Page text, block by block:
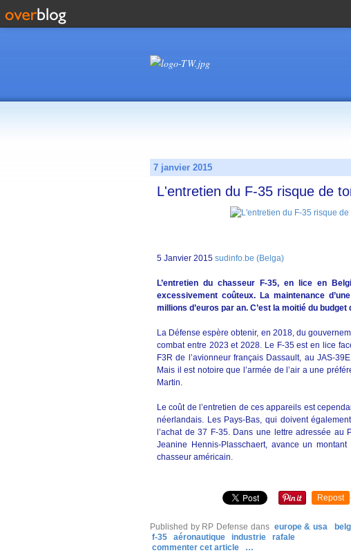
7 janvier 2015
L'entretien du F-35 risque de
5 Janvier 2015 sudinfo.be (Belga)
L’entretien du chasseur F-35, en lice en
excessivement coûteux. La maintenance
millions d’euros par an. C’est la moitié du
La Défense espère obtenir, en 2018, du
combat entre 2023 et 2028. Le F-35 est en lice
F3R de l’avionneur français Dassault, au JAS-
Mais il est notoire que l’armée de l’air a une
Martin.
Le coût de l’entretien de ces appareils est
néerlandais. Les Pays-Bas, qui doivent
l’achat de 37 F-35. Dans une lettre adressée
Jeanine Hennis-Plasschaert, avance un
chasseur américain.
Repost
Published by RP Defense dans europe & usa
f-35
aéronautique industrie
rafale
commenter cet article
…